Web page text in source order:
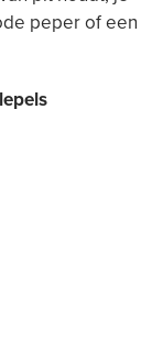
peper of een